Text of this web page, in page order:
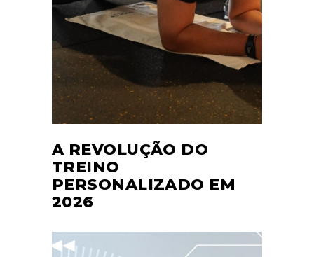
A REVOLUÇÃO DO
TREINO
PERSONALIZADO EM
2026